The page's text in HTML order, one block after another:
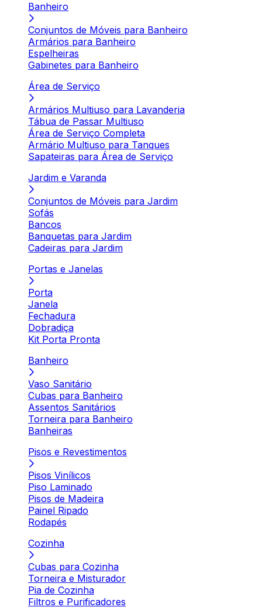
Banheiro
Conjuntos de Móveis para Banheiro
Armários para Banheiro
Espelheiras
Gabinetes para Banheiro
Área de Serviço
Armários Multiuso para Lavanderia
Tábua de Passar Multiuso
Área de Serviço Completa
Armário Multiuso para Tanques
Sapateiras para Área de Serviço
Jardim e Varanda
Conjuntos de Móveis para Jardim
Sofás
Bancos
Banquetas para Jardim
Cadeiras para Jardim
Portas e Janelas
Porta
Janela
Fechadura
Dobradiça
Kit Porta Pronta
Banheiro
Vaso Sanitário
Cubas para Banheiro
Assentos Sanitários
Torneira para Banheiro
Banheiras
Pisos e Revestimentos
Pisos Vinílicos
Piso Laminado
Pisos de Madeira
Painel Ripado
Rodapés
Cozinha
Cubas para Cozinha
Torneira e Misturador
Pia de Cozinha
Filtros e Purificadores